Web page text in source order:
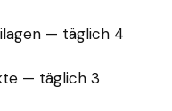
— täglich 4
— täglich 3